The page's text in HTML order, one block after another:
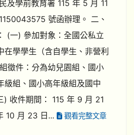
及學前教育署 115 年 5 月 11
號函辦理。 二、
(一) 參加對象：全國公私立
在學學生（含自學生、非營利
徵件：分為幼兒園組、國小
級組、國小高年級組及國中
收件期間： 115 年 9 月 21
10 月 23 日...
觀看完整文章